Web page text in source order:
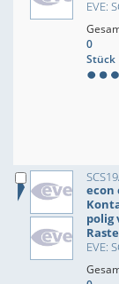
EVE:
0
Stück
econ
polig
EVE: